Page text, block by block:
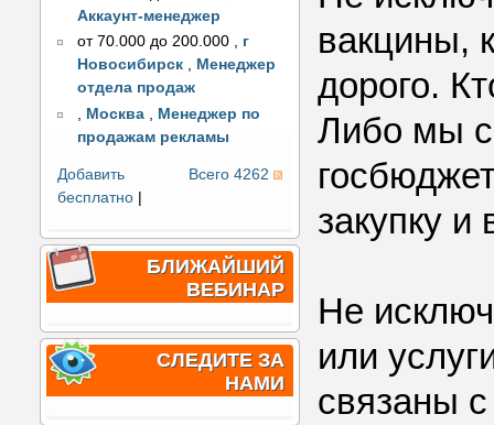
Аккаунт-менеджер
от 70.000 до 200.000 , г
Новосибирск , Менеджер
отдела продаж
, Москва , Менеджер по
продажам рекламы
Всего 4262
Добавить
бесплатно
БЛИЖАЙШИЙ
ВЕБИНАР
СЛЕДИТЕ ЗА
НАМИ
вакцины,
дорого.
Либо мы
закупку
Не
или
связаны